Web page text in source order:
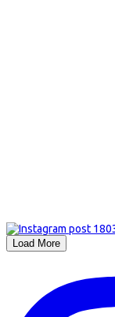
Load More